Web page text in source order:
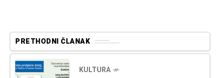
PRETHODNI ČLANAK
KULTURA